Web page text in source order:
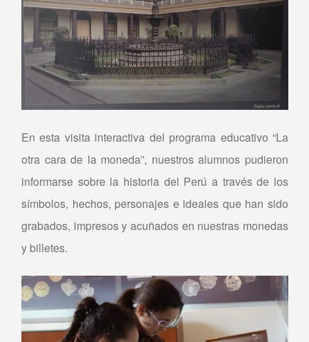
En esta visita interactiva del programa educativo “La
otra cara de la moneda”, nuestros alumnos pudieron
informarse sobre la historia del Perú a través de los
símbolos, hechos, personajes e ideales que han sido
grabados, impresos y acuñados en nuestras monedas
y billetes.